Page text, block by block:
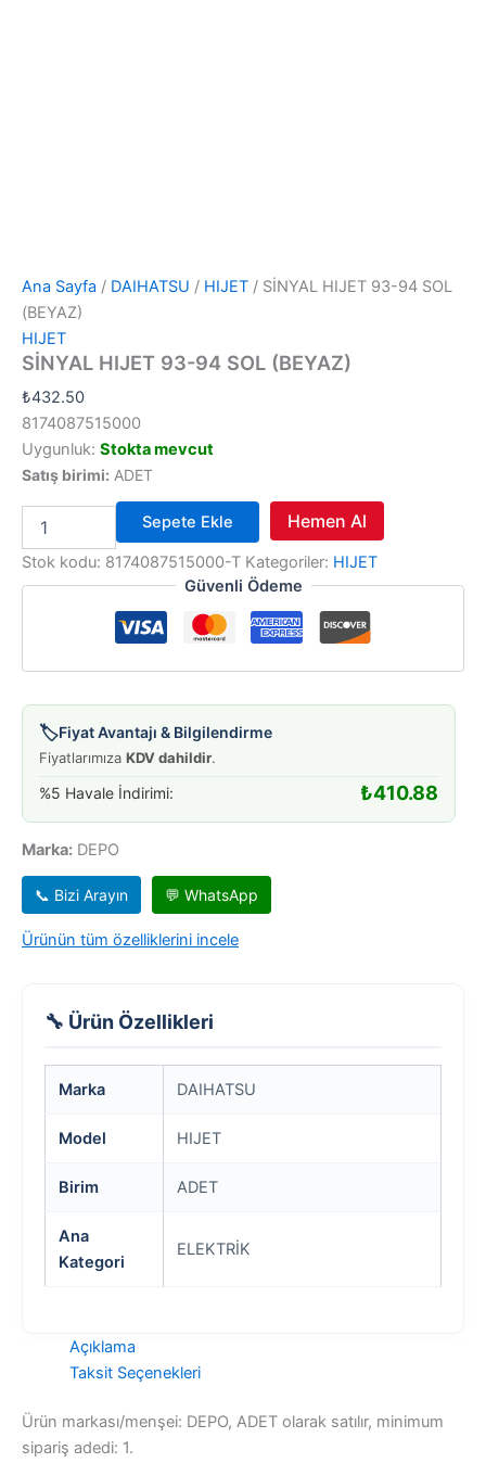
Ana Sayfa / DAIHATSU / HIJET / SİNYAL HIJET 93-94 SOL
(BEYAZ)
HIJET
SİNYAL HIJET 93-94 SOL (BEYAZ)
₺432.50
8174087515000
Uygunluk: Stokta mevcut
Satış birimi: ADET
HIJET
93-
Sepete Ekle Hemen Al
Stok kodu: 8174087515000-T Kategoriler: HIJET
Güvenli Ödeme
🏷️Fiyat Avantajı & Bilgilendirme
Fiyatlarımıza KDV dahildir.
%5 Havale İndirimi: ₺410.88
Marka: DEPO
📞 Bizi Arayın 💬 WhatsApp
Ürünün tüm özelliklerini incele
🔧 Ürün Özellikleri
Marka DAIHATSU
Model HIJET
Birim ADET
Ana
Kategori
ELEKTRİK
Açıklama
Taksit Seçenekleri
Ürün markası/menşei: DEPO, ADET olarak satılır, minimum
sipariş adedi: 1.